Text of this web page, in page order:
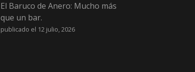
El Baruco de Anero: Mucho más
que un bar.
publicado el 12 julio, 2026